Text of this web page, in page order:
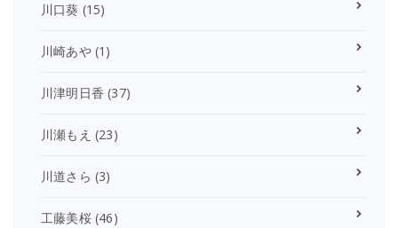
川口葵 (15)
川崎あや(1)
川津明日香 (37)
川瀬もえ (23)
川道さら (3)
工藤美桜(46)